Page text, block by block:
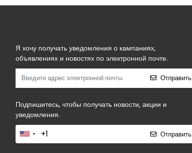
Я хочу получать уведомления о кампаниях,
объявлениях и новостях по электронной почте.
Отправить
Подпишитесь, чтобы получать новости, акции и
уведомления.
Отправить